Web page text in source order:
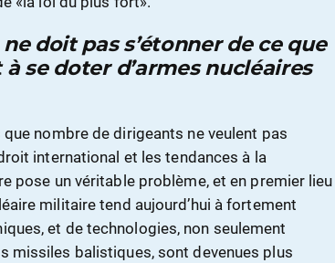
doit pas s’étonner de ce que
se doter d’armes nucléaires
nombre de dirigeants ne veulent pas
international et les tendances à la
pose un véritable problème, et en premier lieu
militaire tend aujourd’hui à fortement
et de technologies, non seulement
missiles balistiques, sont devenues plus